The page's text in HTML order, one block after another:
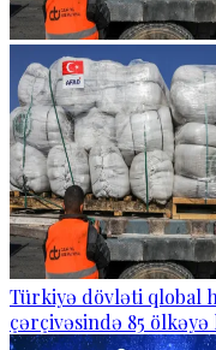
Türkiyə dövləti qlobal
çərçivəsində 85